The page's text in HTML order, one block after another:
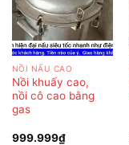
NỒI NẤU CAO
Nồi khuấy cao,
nồi cô cao bằng
gas
999.999₫